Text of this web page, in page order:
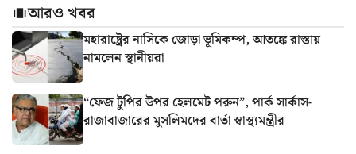
আরও খবর
মহারাষ্ট্রের নাসিকে জোড়া ভূমিকম্প, আতঙ্কে রাস্তায়
নামলেন স্থানীয়রা
“ফেজ টুপির উপর হেলমেট পরুন”, পার্ক সার্কাস-
রাজাবাজারের মুসলিমদের বার্তা স্বাস্থ্যমন্ত্রীর